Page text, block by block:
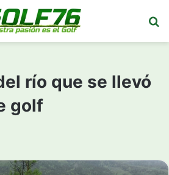
río que se llevó
golf